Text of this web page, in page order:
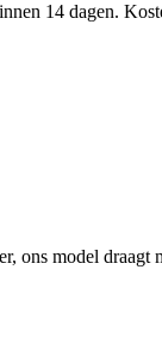
14 dagen.
ons model draagt